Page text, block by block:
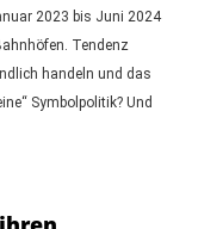
2023 bis Juni 2024
Tendenz
handeln und das
Symbolpolitik? Und